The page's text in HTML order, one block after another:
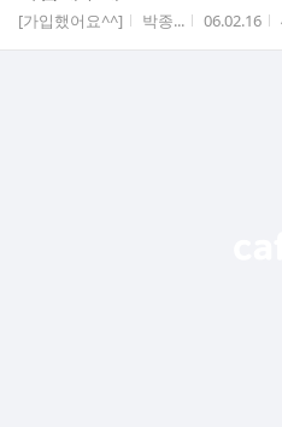
게시판명
[가입했어요^^] 작성자
박종... 작성시간
06.02.16